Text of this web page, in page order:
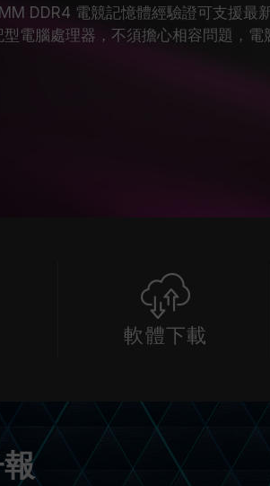
DDR4 電競記憶體經驗證可支援最
電腦處理器，不須擔心相容問題，電
軟體下載